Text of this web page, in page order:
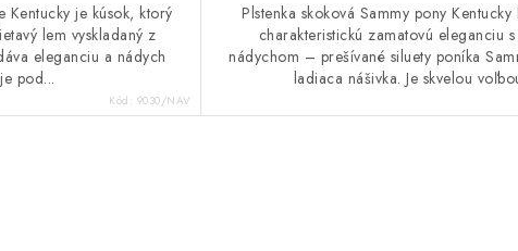
Kentucky je kúsok, ktorý
lem vyskladaný z
eleganciu a nádych
pod...
Kód: 9030/NAV
Plstenka skoková Sammy pony
charakteristickú zamatovú eleganciu
nádychom – prešívané siluety poníka
ladiaca nášivka. Je skvelou